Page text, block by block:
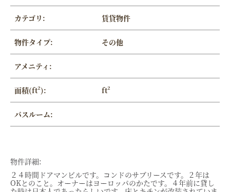
カテゴリ: 賃貸物件
物件タイプ: その他
アメニティ:
面積(ft²): ft²
バスルーム:
物件詳細:
２４時間ドアマンビルです。コンドのサブリースです。２年は
OKとのこと。オーナーはヨーロッパのかたです。４年前に貸し